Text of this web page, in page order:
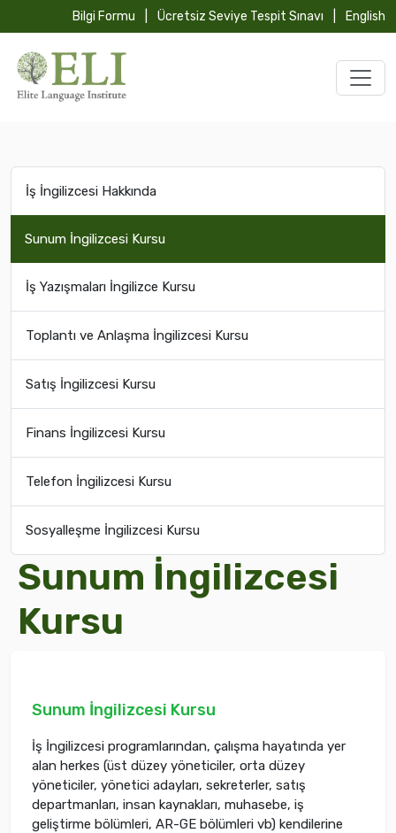
Bilgi Formu Ücretsiz Seviye Tespit Sınavı English
İş İngilizcesi Hakkında
Sunum İngilizcesi Kursu
İş Yazışmaları İngilizce Kursu
Toplantı ve Anlaşma İngilizcesi Kursu
Satış İngilizcesi Kursu
Finans İngilizcesi Kursu
Telefon İngilizcesi Kursu
Sosyalleşme İngilizcesi Kursu
Sunum İngilizcesi
Kursu
Sunum İngilizcesi Kursu
İş İngilizcesi programlarından, çalışma hayatında yer
alan herkes (üst düzey yöneticiler, orta düzey
yöneticiler, yönetici adayları, sekreterler, satış
departmanları, insan kaynakları, muhasebe, iş
geliştirme bölümleri, AR-GE bölümleri vb) kendilerine